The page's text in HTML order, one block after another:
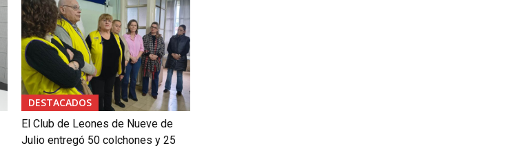
DESTACADOS
El Club de Leones de Nueve de
Julio entregó 50 colchones y 25